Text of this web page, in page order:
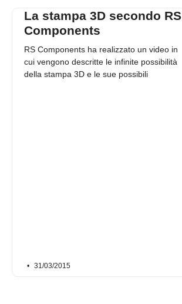
La stampa 3D secondo RS
Components
RS Components ha realizzato un video in
cui vengono descritte le infinite possibilità
della stampa 3D e le sue possibili
31/03/2015